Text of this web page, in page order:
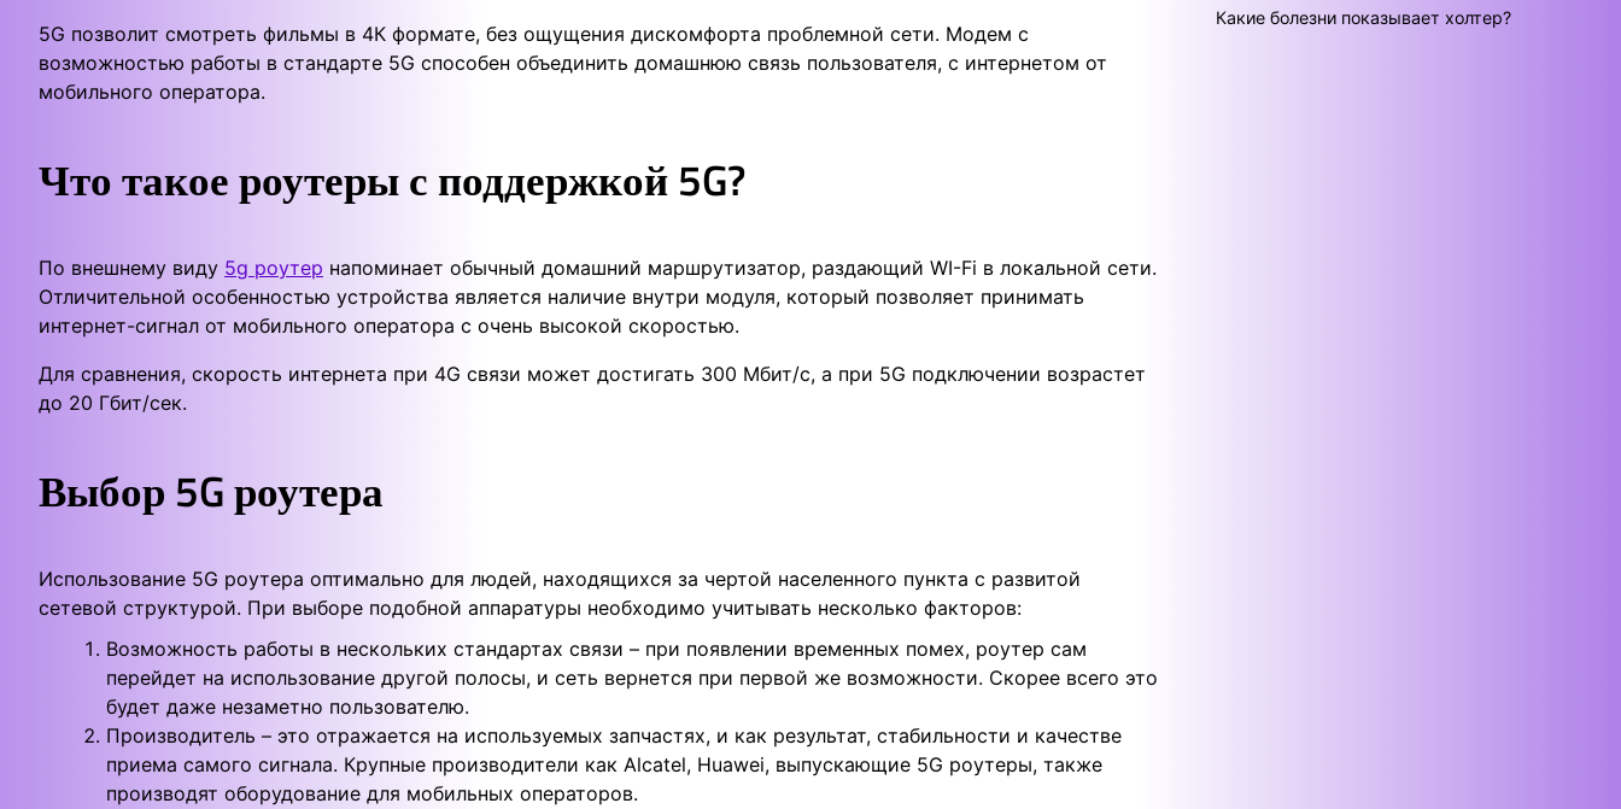
5G позволит смотреть фильмы в 4К формате, без ощущения дискомфорта проблемной сети. Модем с
возможностью работы в стандарте 5G способен объединить домашнюю связь пользователя, с интернетом от
мобильного оператора.
Что такое роутеры с поддержкой 5G?
По внешнему виду 5g роутер напоминает обычный домашний маршрутизатор, раздающий WI-Fi в локальной сети.
Отличительной особенностью устройства является наличие внутри модуля, который позволяет принимать
интернет-сигнал от мобильного оператора с очень высокой скоростью.
Для сравнения, скорость интернета при 4G связи может достигать 300 Мбит/с, а при 5G подключении возрастет
до 20 Гбит/сек.
Выбор 5G роутера
Использование 5G роутера оптимально для людей, находящихся за чертой населенного пункта с развитой
сетевой структурой. При выборе подобной аппаратуры необходимо учитывать несколько факторов:
Возможность работы в нескольких стандартах связи – при появлении временных помех, роутер сам
перейдет на использование другой полосы, и сеть вернется при первой же возможности. Скорее всего это
будет даже незаметно пользователю.
Производитель – это отражается на используемых запчастях, и как результат, стабильности и качестве
приема самого сигнала. Крупные производители как Alcatel, Huawei, выпускающие 5G роутеры, также
производят оборудование для мобильных операторов.
Какие болезни показывает холтер?